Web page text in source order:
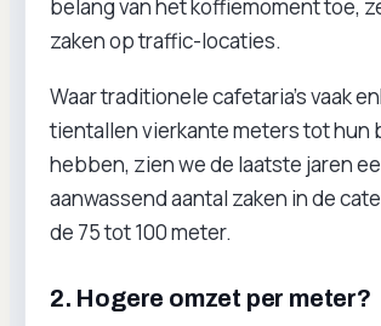
belang van het koffiemoment toe,
zaken op traffic-locaties.
Waar traditionele cafetaria’s vaak
tientallen vierkante meters tot hun
hebben, zien we de laatste jaren
aanwassend aantal zaken in de
de 75 tot 100 meter.
2. Hogere omzet per meter?